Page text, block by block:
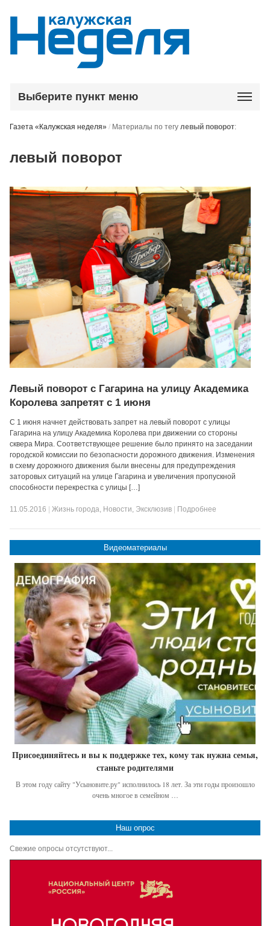
Выберите пункт меню
Газета «Калужская неделя» / Материалы по тегулевый поворот:
левый поворот
Левый поворот с Гагарина на улицу Академика
Королева запретят с 1 июня
С 1 июня начнет действовать запрет на левый поворот с улицы
Гагарина на улицу Академика Королева при движении со стороны
сквера Мира. Соответствующее решение было принято на заседании
городской комиссии по безопасности дорожного движения. Изменения
в схему дорожного движения были внесены для предупреждения
заторовых ситуаций на улице Гагарина и увеличения пропускной
способности перекрестка с улицы […]
11.05.2016 |Жизнь города, Новости, Эксклюзив Подробнее
Видеоматериалы
Присоединяйтесь и вы к поддержке тех, кому так нужна семья,
станьте родителями
В этом году сайту "Усыновите.ру" исполнилось 18 лет. За эти годы произошло
очень многое в семейном …
Наш опрос
Свежие опросы отсутствуют...